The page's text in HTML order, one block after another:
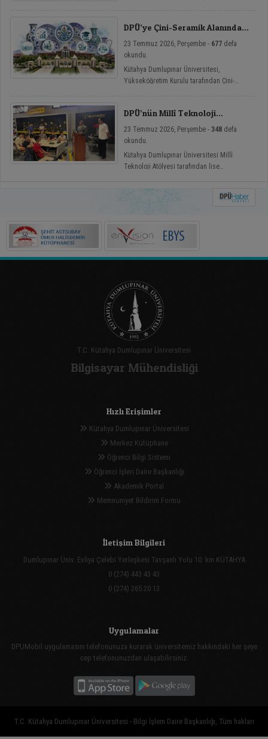
öğrenciler yaz okulunda ağırlanıyor.
DPÜ’ye Çini-Seramik Alanında
23 Temmuz 2026, Perşembe - 677 defa
okundu.
Kütahya Dumlupınar Üniversitesi,
Yükseköğretim Kurulu tarafından Çini-
DPÜ’nün Millî Teknoloji
Eğitim
23 Temmuz 2026, Perşembe - 348 defa
okundu.
Kütahya Dumlupınar Üniversitesi Millî
Teknoloji Atölyesi tarafından lise
Teknoloji Atölyeleri Lise Yaz Okulu’nda
eğitimler başladı.
T.C. Kütahya Dumlupınar Üniversitesi
Bilgisayar Mühendisliği
Hızlı Erişimler
Kütahya Dumlupınar Üniversitesi
Merkez Kütüphane
Öğrenci Bilgi Sistemi
Öğrenci İşleri Daire Başkanlığı
Akademik Portal
Memnuniyet Bildirim Formu
İletişim Bilgileri
Dumlupınar Üniv. Evliya Çelebi Yerleşkesi Tavşanlı Yolu 10. km KÜTAHYA
0 (274) 443 43 43
0 (274) 265 20 13
Uygulamalar
DPUMobil uygulamasını telefonunuza kurarak üniversitemiz hakkındaki her şeye
cep telefonunuzdan ulaşabilirsiniz.
T.C. Kütahya Dumlupınar Üniversitesi - Bilgi İşlem Daire Başkanlığı, Tüm hakları